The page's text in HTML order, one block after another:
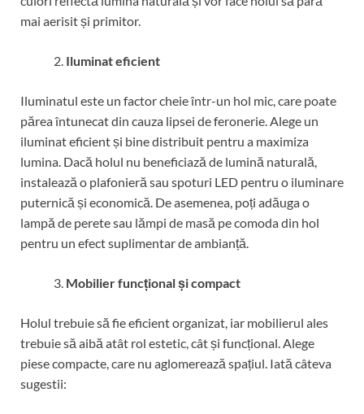
mai aerisit și primitor.
Iluminat eficient
Iluminatul este un factor cheie într-un hol mic, care poate
părea întunecat din cauza lipsei de feronerie. Alege un
iluminat eficient și bine distribuit pentru a maximiza
lumina. Dacă holul nu beneficiază de lumină naturală,
instalează o plafonieră sau spoturi LED pentru o iluminare
puternică și economică. De asemenea, poți adăuga o
lampă de perete sau lămpi de masă pe comoda din hol
pentru un efect suplimentar de ambianță.
Mobilier funcțional și compact
Holul trebuie să fie eficient organizat, iar mobilierul ales
trebuie să aibă atât rol estetic, cât și funcțional. Alege
piese compacte, care nu aglomerează spațiul. Iată câteva
sugestii: